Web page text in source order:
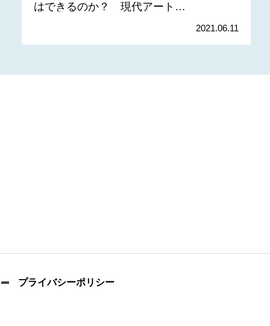
はできるのか？ 現代アート…
2021.06.11
プライバシーポリシー